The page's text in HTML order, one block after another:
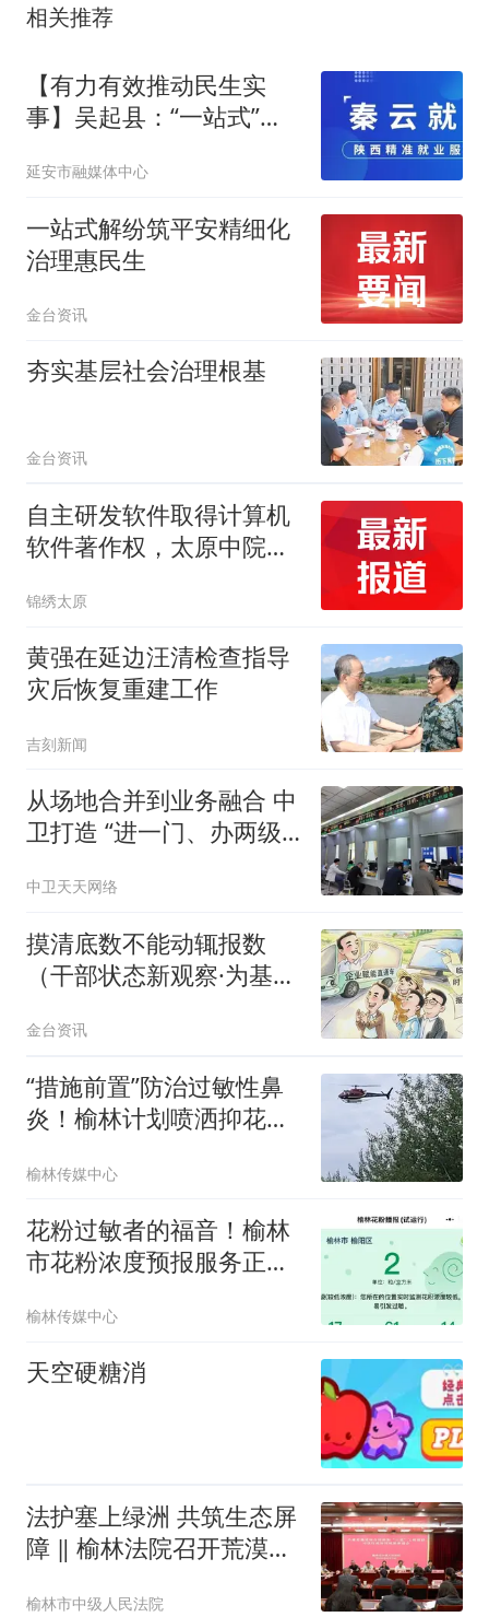
相关推荐
【有力有效推动民生实
事】吴起县：“一站式”化
延安市融媒体中心
一站式解纷筑平安精细化
治理惠民生
金台资讯
夯实基层社会治理根基
金台资讯
自主研发软件取得计算机
软件著作权，太原中院集
锦绣太原
黄强在延边汪清检查指导
灾后恢复重建工作
吉刻新闻
从场地合并到业务融合 中
卫打造 “进一门、办两级”
中卫天天网络
摸清底数不能动辄报数
（干部状态新观察·为基层
金台资讯
“措施前置”防治过敏性鼻
炎！榆林计划喷洒抑花剂
榆林传媒中心
花粉过敏者的福音！榆林
市花粉浓度预报服务正式
榆林传媒中心
天空硬糖消
法护塞上绿洲 共筑生态屏
障 ‖ 榆林法院召开荒漠化
榆林市中级人民法院